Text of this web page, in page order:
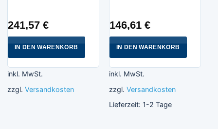
241,57 €
IN DEN WARENKORB
inkl. MwSt.
zzgl. Versandkosten
146,61 €
IN DEN WARENKORB
inkl. MwSt.
zzgl. Versandkosten
Lieferzeit: 1-2 Tage